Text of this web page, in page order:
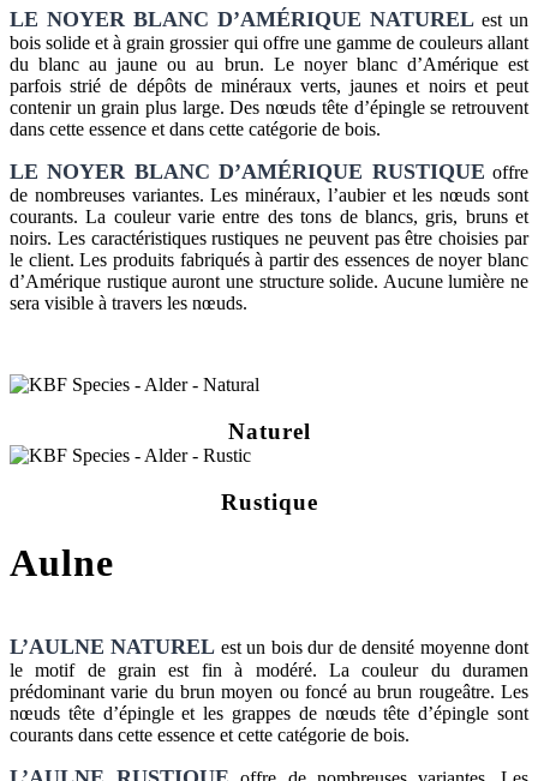
LE NOYER BLANC D’AMÉRIQUE NATUREL est un
bois solide et à grain grossier qui offre une gamme de couleurs allant
du blanc au jaune ou au brun. Le noyer blanc d’Amérique est
parfois strié de dépôts de minéraux verts, jaunes et noirs et peut
contenir un grain plus large. Des nœuds tête d’épingle se retrouvent
dans cette essence et dans cette catégorie de bois.
LE NOYER BLANC D’AMÉRIQUE RUSTIQUE offre
de nombreuses variantes. Les minéraux, l’aubier et les nœuds sont
courants. La couleur varie entre des tons de blancs, gris, bruns et
noirs. Les caractéristiques rustiques ne peuvent pas être choisies par
le client. Les produits fabriqués à partir des essences de noyer blanc
d’Amérique rustique auront une structure solide. Aucune lumière ne
sera visible à travers les nœuds.
Naturel
Rustique
Aulne
L’AULNE NATUREL est un bois dur de densité moyenne dont
le motif de grain est fin à modéré. La couleur du duramen
prédominant varie du brun moyen ou foncé au brun rougeâtre. Les
nœuds tête d’épingle et les grappes de nœuds tête d’épingle sont
courants dans cette essence et cette catégorie de bois.